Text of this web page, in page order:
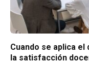
Cuando se aplica
la satisfacción